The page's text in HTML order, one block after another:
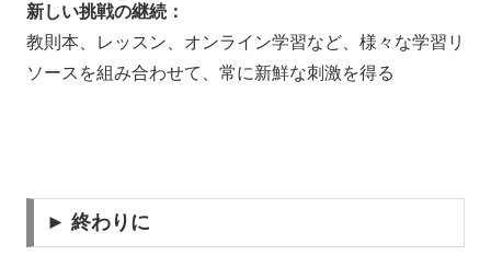
新しい挑戦の継続：
教則本、レッスン、オンライン学習など、様々な学習リ
ソースを組み合わせて、常に新鮮な刺激を得る
► 終わりに